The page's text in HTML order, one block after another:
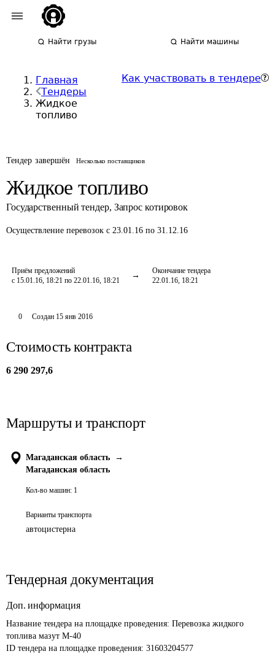
Найти грузы Найти машины
Главная
Тендеры
Жидкое
топливо
Как участвовать в тендере
Тендер завершён Несколько поставщиков
Жидкое топливо
Государственный тендер, Запрос котировок
Осуществление перевозок с 23.01.16 по 31.12.16
Приём предложений
с 15.01.16, 18:21 по 22.01.16, 18:21
Окончание тендера
22.01.16, 18:21
0 Создан 15 янв 2016
Стоимость контракта
6 290 297,6
Маршруты и транспорт
Магаданская область
→
Магаданская область
Кол-во машин: 1
Варианты транспорта
автоцистерна
Тендерная документация
Доп. информация
Название тендера на площадке проведения: Перевозка жидкого
топлива мазут М-40
ID тендера на площадке проведения: 31603204577